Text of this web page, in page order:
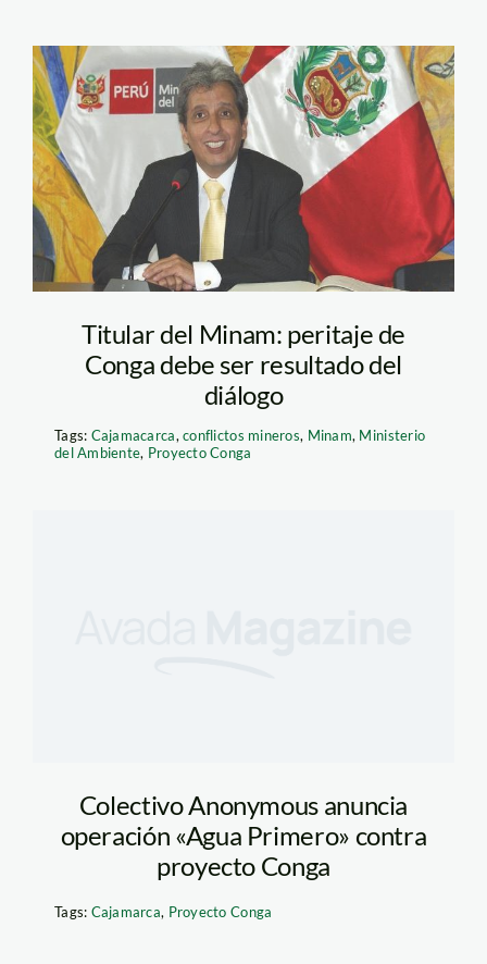
MPV
Titular del Minam: peritaje de
Conga debe ser resultado del
diálogo
Tags: Cajamacarca,conflictos mineros, Minam, Ministerio
del Ambiente, Proyecto Conga
Colectivo Anonymous anuncia
operación «Agua Primero» contra
proyecto Conga
Tags: Cajamarca, Proyecto Conga